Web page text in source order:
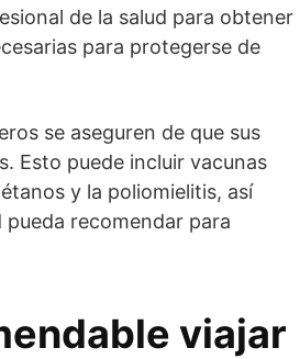
de la salud para obtener
para protegerse de
se aseguren de que sus
Esto puede incluir vacunas
y la poliomielitis, así
recomendar para
viajar